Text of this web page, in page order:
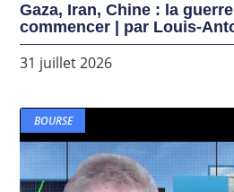
Gaza, Iran, Chine : la
commencer | par Louis-
31 juillet 2026
BOURSE